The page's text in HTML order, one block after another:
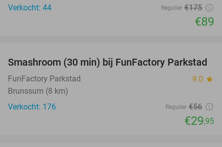
Verkocht: 44
Regulier €175
€89
47%
Smashroom (30 min) bij FunFactory Parkstad
FunFactory Parkstad 9.0 star
Brunssum (8 km)
Verkocht: 176
Regulier €56
€29,95